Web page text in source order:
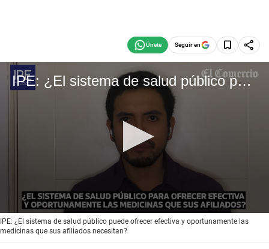
Seguir en
IPE: ¿El sistema de salud público puede ofrecer efectiva y oportunamente las medicinas que sus afiliados necesitan?
0
seconds
of
1
IPE: ¿El sistema de salud público puede ofrecer efectiva y oportunamente las
medicinas que sus afiliados necesitan?